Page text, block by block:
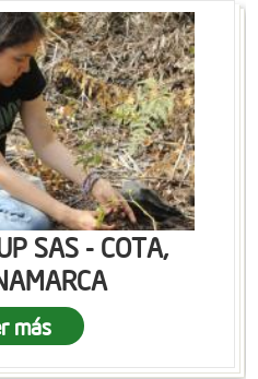
SAS - COTA,
más